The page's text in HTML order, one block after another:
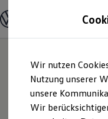
Hauptinhalt
springen
Footer
springen
Modelle &
Modelle
Oldtimer
Bulli
Branchenlösungen
Wir nutzen
Nutzung unserer
unsere
Wir